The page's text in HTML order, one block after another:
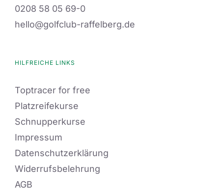
0208 58 05 69-0
hello@golfclub-raffelberg.de
HILFREICHE LINKS
Toptracer for free
Platzreifekurse
Schnupperkurse
Impressum
Datenschutzerklärung
Widerrufsbelehrung
AGB